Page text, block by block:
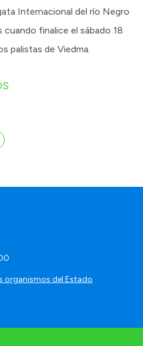
Internacional del río Negro
finalice el sábado 18
palistas de Viedma.
organismos del Estado